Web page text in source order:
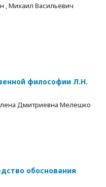
, Михаил Васильевич
философии Л.Н.
Дмитриевна Мелешко
обоснования